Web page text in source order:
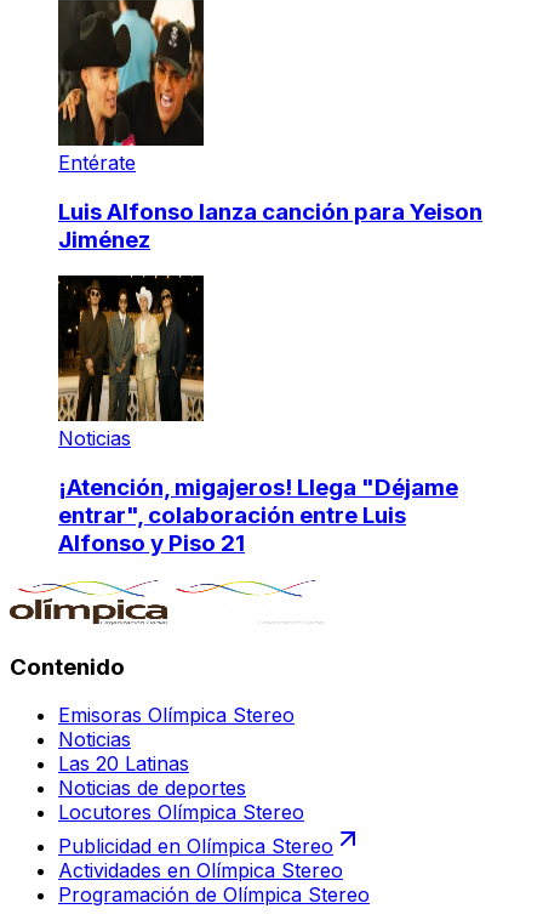
Entérate
Luis Alfonso lanza canción para Yeison
Jiménez
Noticias
¡Atención, migajeros! Llega "Déjame
entrar", colaboración entre Luis
Alfonso y Piso 21
Contenido
Emisoras Olímpica Stereo
Noticias
Las 20 Latinas
Noticias de deportes
Locutores Olímpica Stereo
Publicidad en Olímpica Stereo
Actividades en Olímpica Stereo
Programación de Olímpica Stereo